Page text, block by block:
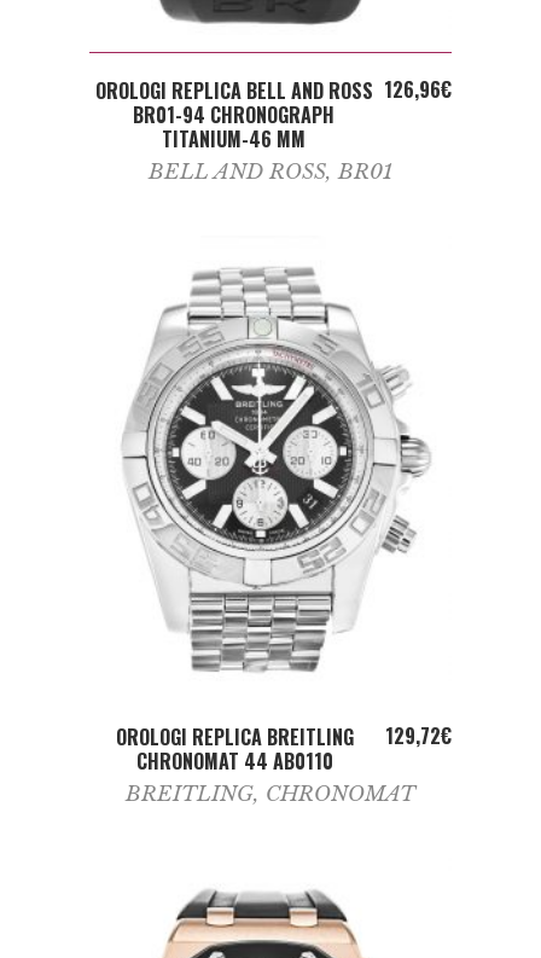
ADD TO CART
OROLOGI REPLICA BELL AND ROSS
BR01-94 CHRONOGRAPH
TITANIUM-46 MM
126,96€
BELL AND ROSS,BR01
ADD TO CART
OROLOGI REPLICA BREITLING
CHRONOMAT 44 AB0110
129,72€
BREITLING, CHRONOMAT